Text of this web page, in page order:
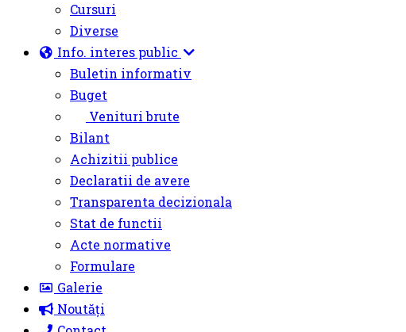
Cursuri
Diverse
Info. interes public
Buletin informativ
Buget
Venituri brute
Bilant
Achizitii publice
Declaratii de avere
Transparenta decizionala
Stat de functii
Acte normative
Formulare
Galerie
Noutăți